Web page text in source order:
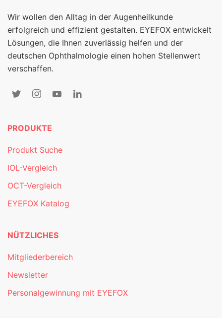
Wir wollen den Alltag in der Augenheilkunde
erfolgreich und effizient gestalten. EYEFOX entwickelt
Lösungen, die Ihnen zuverlässig helfen und der
deutschen Ophthalmologie einen hohen Stellenwert
verschaffen.
PRODUKTE
Produkt Suche
IOL-Vergleich
OCT-Vergleich
EYEFOX Katalog
NÜTZLICHES
Mitgliederbereich
Newsletter
Personalgewinnung mit EYEFOX